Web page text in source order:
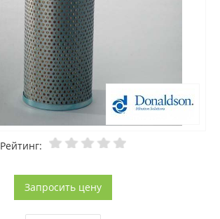
Рейтинг:
Запросить цену